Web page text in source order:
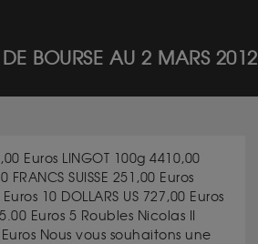
BOURSE AU 2 MARS 2012
Euros LINGOT 100g 4410,00
SUISSE 251,00 Euros
10 DOLLARS US 727,00 Euros
Euros 5 Roubles Nicolas II
Euros Nous vous souhaitons une